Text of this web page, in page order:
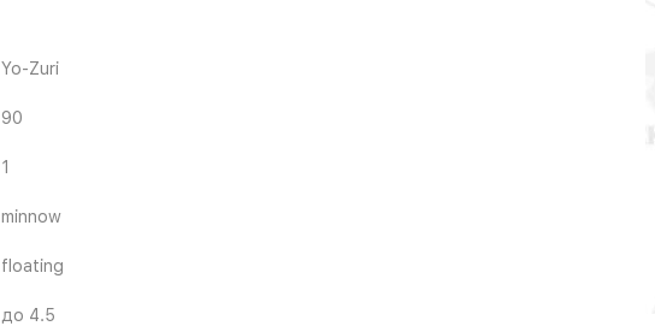
Yo-Zuri
90
1
minnow
floating
до 4.5